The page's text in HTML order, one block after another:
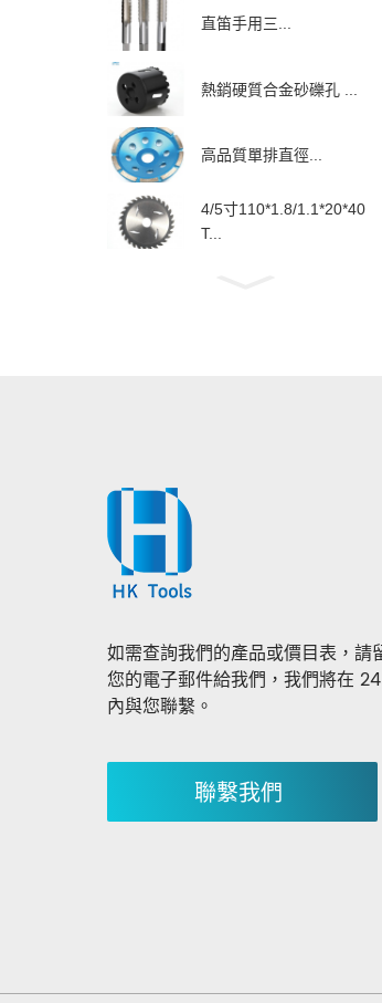
直笛手用三...
熱銷硬質合金砂礫孔 ...
高品質單排直徑...
4/5寸110*1.8/1.1*20*40
T...
如需查詢我們的產品或價目表，請
您的電子郵件給我們，我們將在
內與您聯繫。
聯繫我們